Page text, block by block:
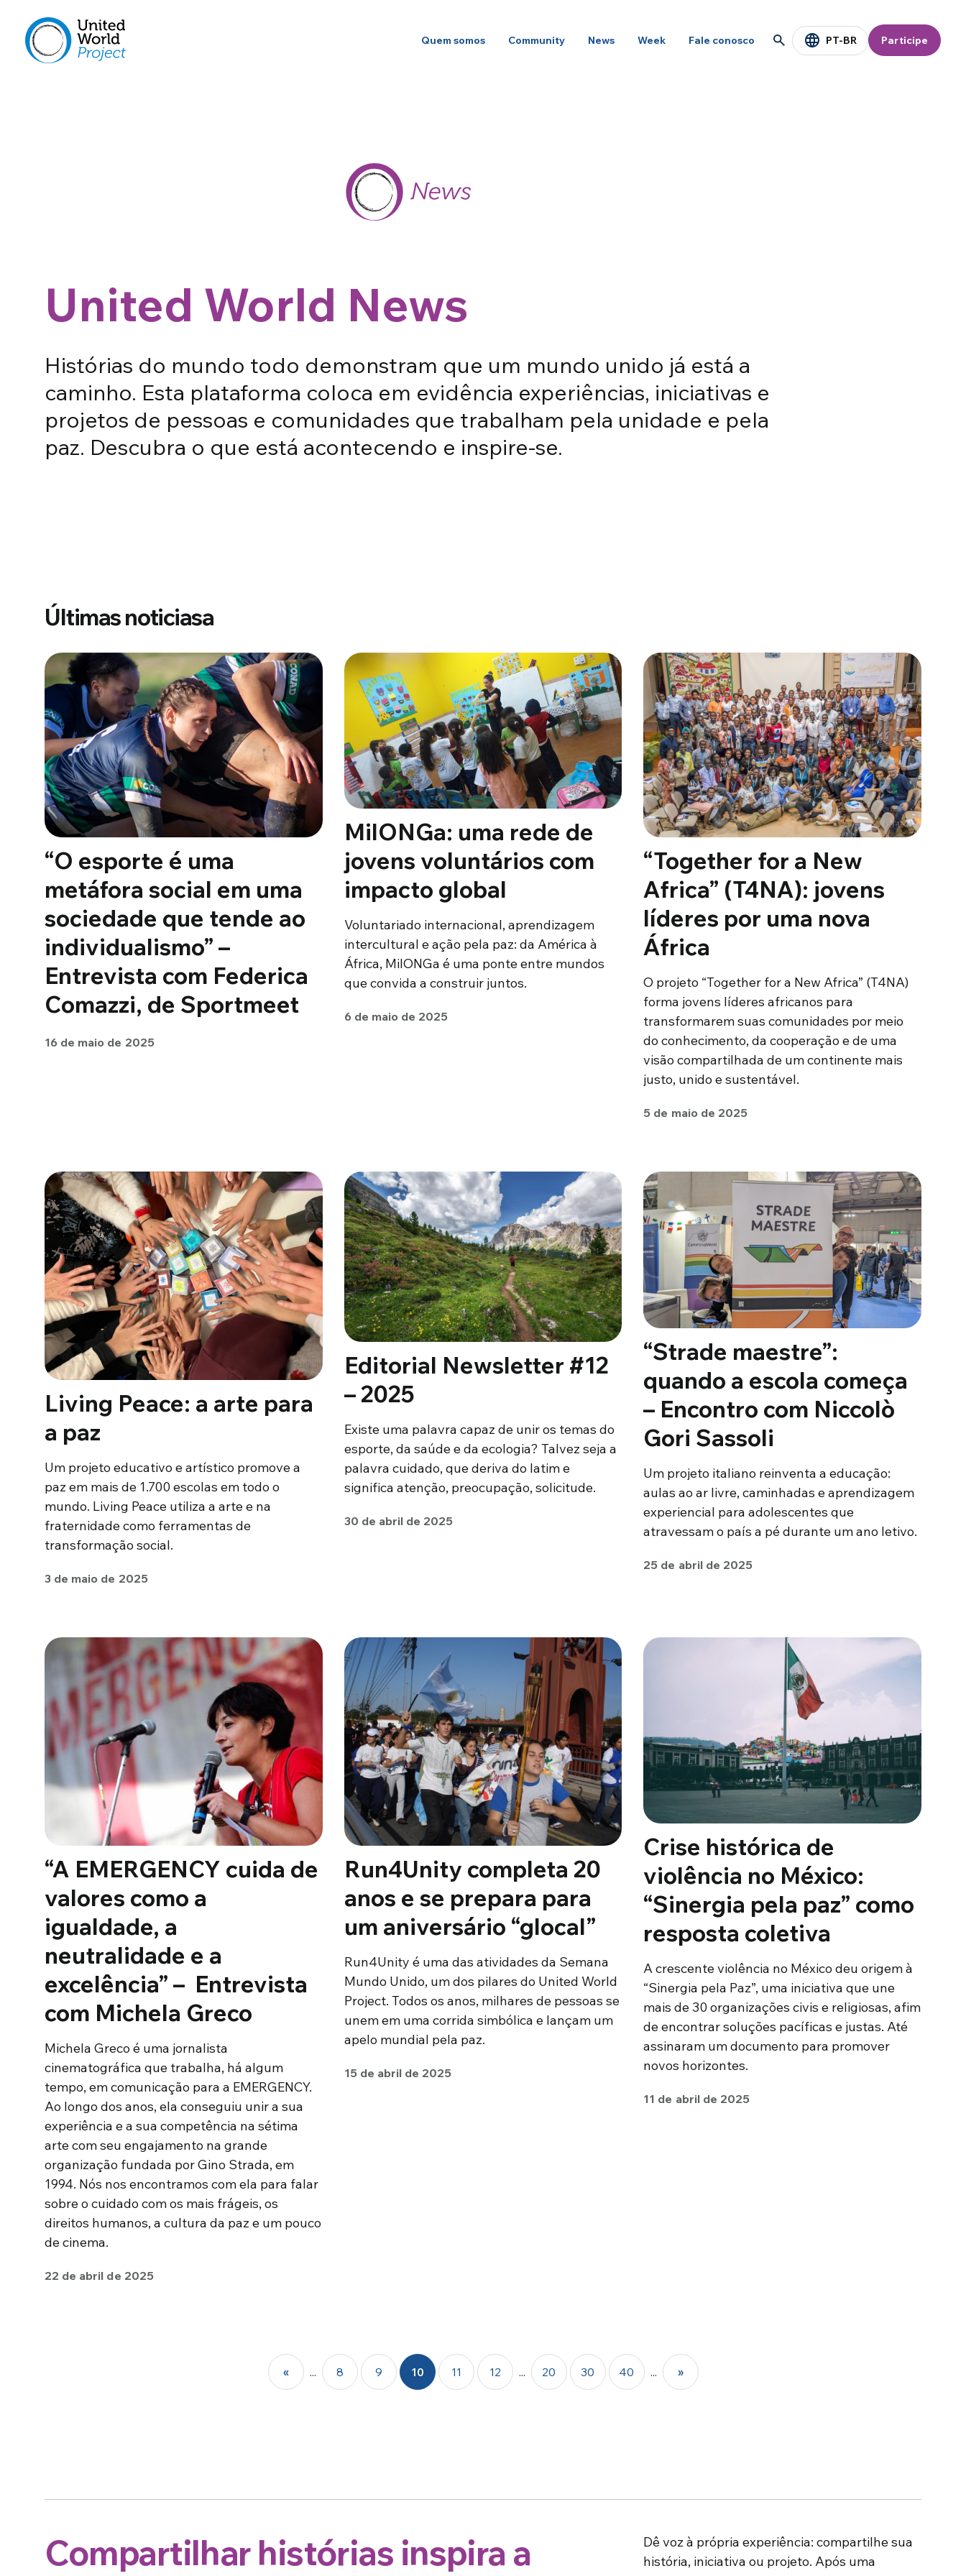
Quem somos Community News Week Fale conosco PT-BR Participe
United World News
Histórias do mundo todo demonstram que um mundo unido já está a
caminho. Esta plataforma coloca em evidência experiências, iniciativas e
projetos de pessoas e comunidades que trabalham pela unidade e pela
paz. Descubra o que está acontecendo e inspire-se.
Da América do Sul, três histórias de
ecologia, esporte e saúde
Últimas noticiasa
“O esporte é uma
metáfora social em uma
sociedade que tende ao
individualismo” –
Entrevista com Federica
Comazzi, de Sportmeet
16 de maio de 2025
MilONGa: uma rede de
jovens voluntários com
impacto global
Voluntariado internacional, aprendizagem
intercultural e ação pela paz: da América à
África, MilONGa é uma ponte entre mundos
que convida a construir juntos.
6 de maio de 2025
“Together for a New
Africa” (T4NA): jovens
líderes por uma nova
África
O projeto “Together for a New Africa” (T4NA)
forma jovens líderes africanos para
transformarem suas comunidades por meio
do conhecimento, da cooperação e de uma
visão compartilhada de um continente mais
justo, unido e sustentável.
5 de maio de 2025
Living Peace: a arte para
a paz
Um projeto educativo e artístico promove a
paz em mais de 1.700 escolas em todo o
mundo. Living Peace utiliza a arte e na
fraternidade como ferramentas de
transformação social.
3 de maio de 2025
Editorial Newsletter #12
– 2025
Existe uma palavra capaz de unir os temas do
esporte, da saúde e da ecologia? Talvez seja a
palavra cuidado, que deriva do latim e
significa atenção, preocupação, solicitude.
30 de abril de 2025
“Strade maestre”:
quando a escola começa
– Encontro com Niccolò
Gori Sassoli
Um projeto italiano reinventa a educação:
aulas ao ar livre, caminhadas e aprendizagem
experiencial para adolescentes que
atravessam o país a pé durante um ano letivo.
25 de abril de 2025
“A EMERGENCY cuida de
valores como a
igualdade, a
neutralidade e a
excelência” – Entrevista
com Michela Greco
Michela Greco é uma jornalista
cinematográfica que trabalha, há algum
tempo, em comunicação para a EMERGENCY.
Ao longo dos anos, ela conseguiu unir a sua
experiência e a sua competência na sétima
arte com seu engajamento na grande
organização fundada por Gino Strada, em
1994. Nós nos encontramos com ela para falar
sobre o cuidado com os mais frágeis, os
direitos humanos, a cultura da paz e um pouco
de cinema.
22 de abril de 2025
Run4Unity completa 20
anos e se prepara para
um aniversário “glocal”
Run4Unity é uma das atividades da Semana
Mundo Unido, um dos pilares do United World
Project. Todos os anos, milhares de pessoas se
unem em uma corrida simbólica e lançam um
apelo mundial pela paz.
15 de abril de 2025
Crise histórica de
violência no México:
“Sinergia pela paz” como
resposta coletiva
A crescente violência no México deu origem à
“Sinergia pela Paz”, uma iniciativa que une
mais de 30 organizações civis e religiosas, afim
de encontrar soluções pacíficas e justas. Até
assinaram um documento para promover
novos horizontes.
11 de abril de 2025
« ... 8 9 10 11 12 ... 20 30 40 ... »
Compartilhar histórias inspira a
Dê voz à própria experiência: compartilhe sua
história, iniciativa ou projeto. Após uma